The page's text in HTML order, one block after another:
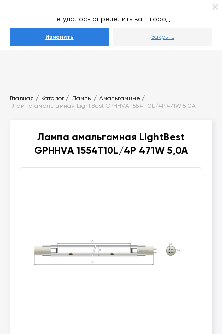
Не удалось определить ваш город
Изменить Закрыть
Главная Каталог Лампы
Амальгамные
Лампа амальгамная LightBest GPHHVA 1554T10L/4P 471W 5,0A
Лампа амальгамная LightBest
GPHHVA 1554T10L/4P 471W 5,0A